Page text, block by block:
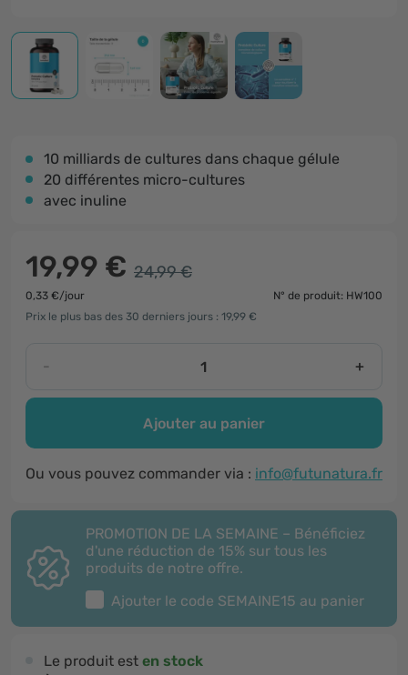
10 milliards de cultures dans chaque gélule
20 différentes micro-cultures
avec inuline
19,99 € 24,99 €
0,33 €/jour
N° de produit: HW100
Prix le plus bas des 30 derniers jours : 19,99 €
- +
Ajouter au panier
Ou vous pouvez commander via : info@futunatura.fr
PROMOTION DE LA SEMAINE – Bénéficiez
d'une réduction de 15% sur tous les
produits de notre offre.
Ajouter le code SEMAINE15 au panier
Le produit est en stock